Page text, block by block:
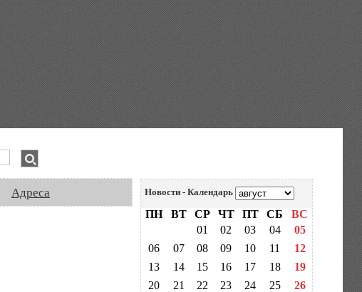
Адреса Новости - Календарь
ПН ВТ СР ЧТ ПТ СБ
ВС
01
02 03 04
05
06
07 08 09 10 11
12
13
14 15 16 17 18
19
20
21 22 23 24 25
26